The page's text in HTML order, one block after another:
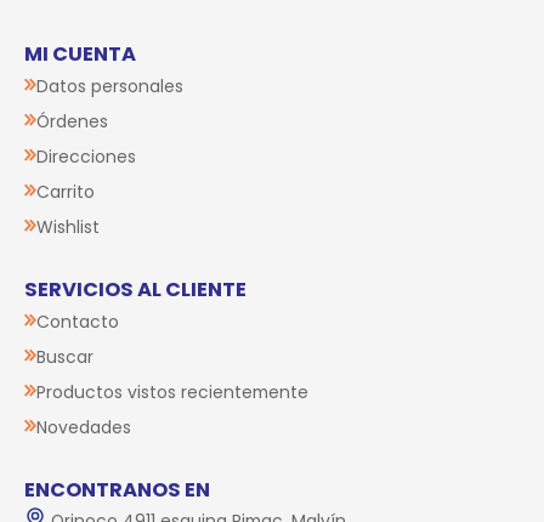
MI CUENTA
Datos personales
Órdenes
Direcciones
Carrito
Wishlist
SERVICIOS AL CLIENTE
Contacto
Buscar
Productos vistos recientemente
Novedades
ENCONTRANOS EN